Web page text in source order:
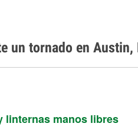
un tornado en Austin,
linternas manos libres